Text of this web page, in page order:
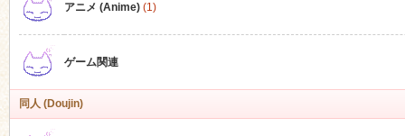
アニメ (Anime)(1)
ゲーム関連
同人 (Doujin)